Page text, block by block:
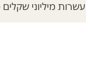
מיליוני שקלים